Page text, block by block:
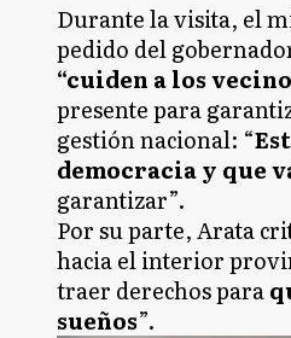
Durante la visita, el
pedido del
“cuiden a los
presente para
gestión nacional: “
democracia y que
garantizar”.
Por su parte, Arata
hacia el interior
traer derechos para
sueños”.